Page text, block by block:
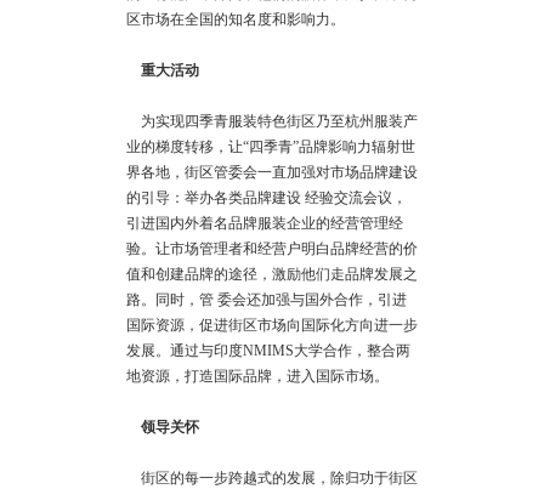
区市场在全国的知名度和影响力。
重大活动
为实现四季青服装特色街区乃至杭州服装产
业的梯度转移，让“四季青”品牌影响力辐射世
界各地，街区管委会一直加强对市场品牌建设
的引导：举办各类品牌建设 经验交流会议，
引进国内外着名品牌服装企业的经营管理经
验。让市场管理者和经营户明白品牌经营的价
值和创建品牌的途径，激励他们走品牌发展之
路。同时，管 委会还加强与国外合作，引进
国际资源，促进街区市场向国际化方向进一步
发展。通过与印度NMIMS大学合作，整合两
地资源，打造国际品牌，进入国际市场。
领导关怀
街区的每一步跨越式的发展，除归功于街区